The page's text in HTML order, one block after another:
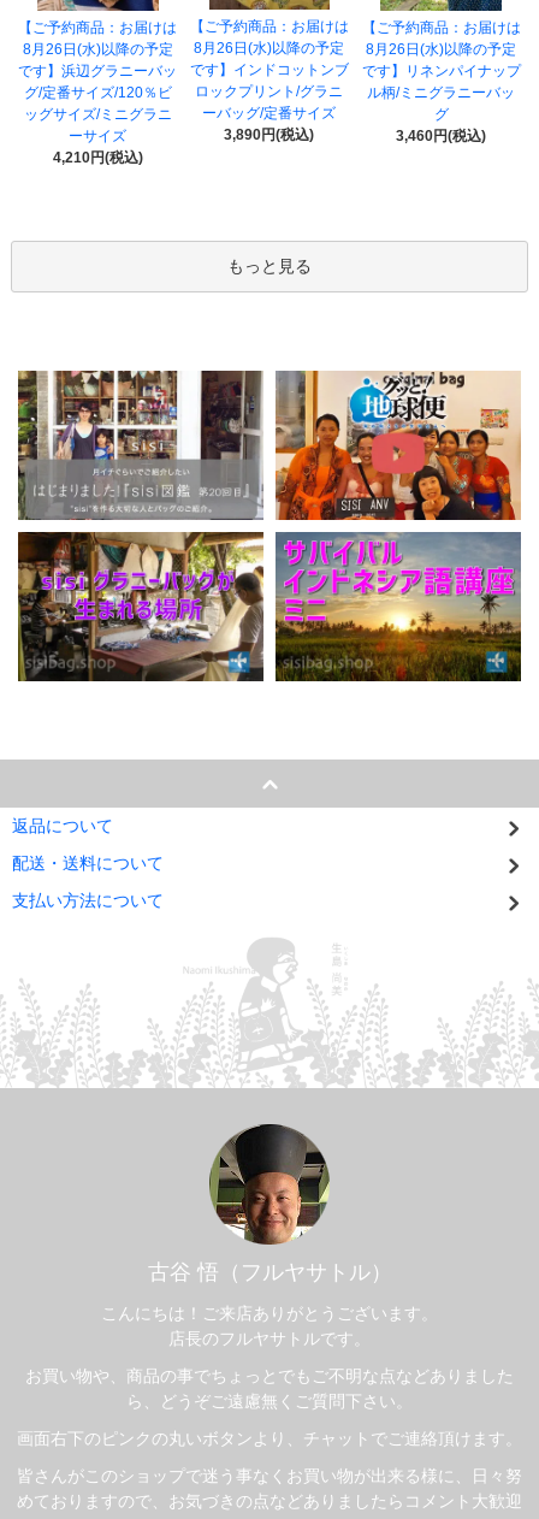
【ご予約商品：お届けは
8月26日(水)以降の予定
です】浜辺グラニーバッ
グ/定番サイズ/120％ビ
ッグサイズ/ミニグラニ
ーサイズ
4,210円(税込)
【ご予約商品：お届けは
8月26日(水)以降の予定
です】インドコットンブ
ロックプリント/グラニ
ーバッグ/定番サイズ
3,890円(税込)
【ご予約商品：お届けは
8月26日(水)以降の予定
です】リネンパイナップ
ル柄/ミニグラニーバッ
グ
3,460円(税込)
もっと見る
返品について
配送・送料について
支払い方法について
古谷 悟（フルヤサトル）
こんにちは！ご来店ありがとうございます。
店長のフルヤサトルです。
お買い物や、商品の事でちょっとでもご不明な点などありました
ら、どうぞご遠慮無くご質問下さい。
画面右下のピンクの丸いボタンより、チャットでご連絡頂けます。
皆さんがこのショップで迷う事なくお買い物が出来る様に、日々努
めておりますので、お気づきの点などありましたらコメント大歓迎